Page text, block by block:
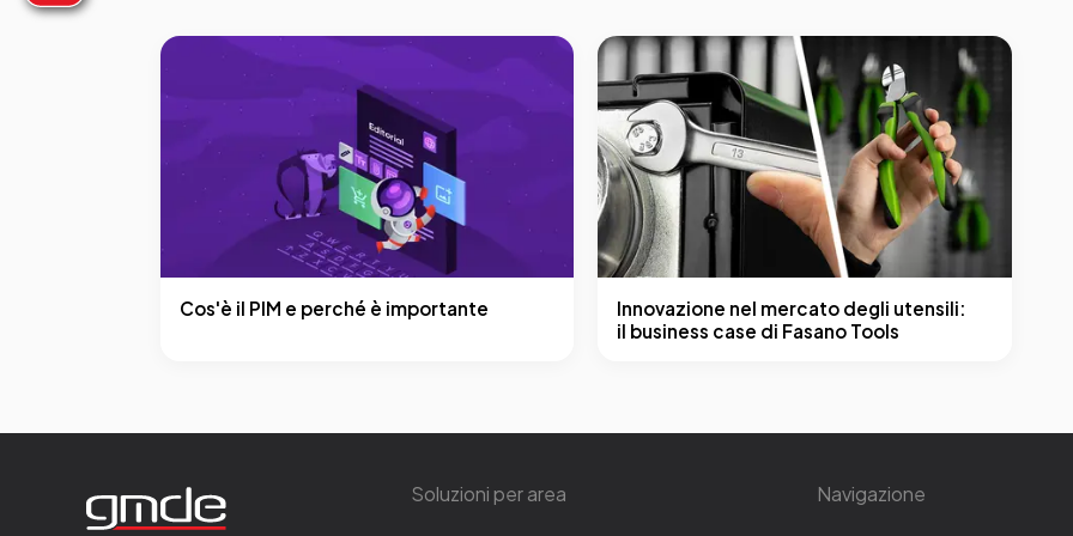
Cos'è il PIM e perché è importante
Innovazione nel mercato degli utensili:
il business case di Fasano Tools
Soluzioni per area
Navigazione